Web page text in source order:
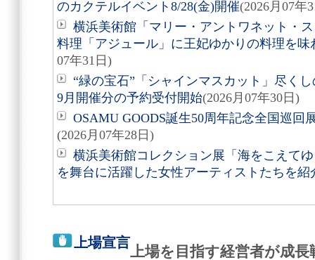
のカクテルイベント8/28(金)開催(2026月07年
横浜美術館「マリー・アントワネット・
料理「アジュール」に王妃ゆかりの料理を
07年31日)
“緑の宝石”「シャインマスカット」尽く
9月開催分の予約受付開始(2026月07年30日)
OSAMU GOODS誕生50周年記念全国巡回
(2026月07年28日)
横浜美術館コレクション展「海をこえて
を舞台に活躍した女性アーティストたちを紹
上場宣言
上場を目指す経営者が成